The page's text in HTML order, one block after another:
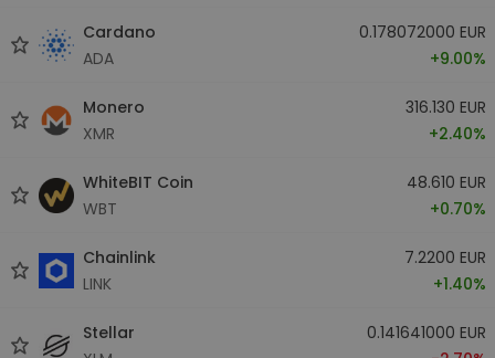
Cardano
ADA
0.178072000 EUR
+9.00%
Monero
XMR
316.130 EUR
+2.40%
WhiteBIT Coin
WBT
48.610 EUR
+0.70%
Chainlink
LINK
7.2200 EUR
+1.40%
Stellar
0.141641000 EUR